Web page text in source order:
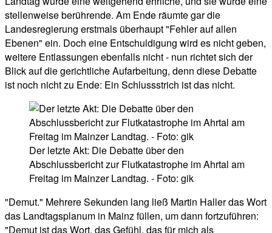
stellenweise berührende. Am Ende räumte gar die
Landesregierung erstmals überhaupt "Fehler auf allen
Ebenen" ein. Doch eine Entschuldigung wird es nicht geben,
weitere Entlassungen ebenfalls nicht - nun richtet sich der
Blick auf die gerichtliche Aufarbeitung, denn diese Debatte
ist noch nicht zu Ende: Ein Schlussstrich ist das nicht.
Der letzte Akt: Die Debatte über den
Abschlussbericht zur Flutkatastrophe im Ahrtal am
Freitag im Mainzer Landtag. - Foto: gik
"Demut." Mehrere Sekunden lang ließ Martin Haller das Wort
das Landtagsplanum in Mainz füllen, um dann fortzuführen:
"Demut ist das Wort, das Gefühl, das für mich als